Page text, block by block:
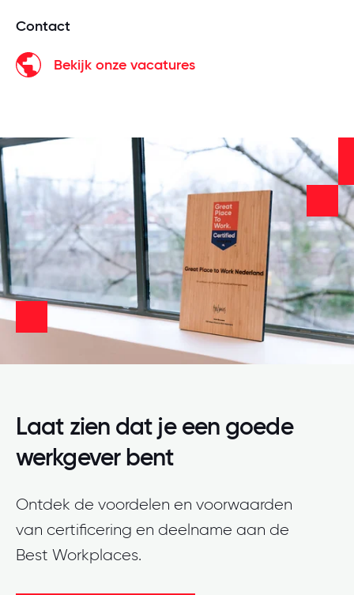
Contact
Bekijk onze vacatures
Laat zien dat je een goede
werkgever bent
Ontdek de voordelen en voorwaarden
van certificering en deelname aan de
Best Workplaces.